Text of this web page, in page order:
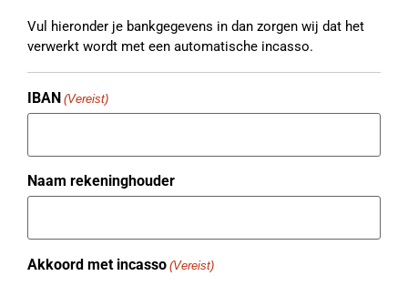
Vul hieronder je bankgegevens in dan zorgen wij dat het
verwerkt wordt met een automatische incasso.
IBAN (Vereist)
Naam rekeninghouder
Akkoord met incasso (Vereist)